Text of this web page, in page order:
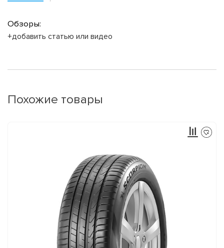
Обзоры:
+добавить статью или видео
Похожие товары